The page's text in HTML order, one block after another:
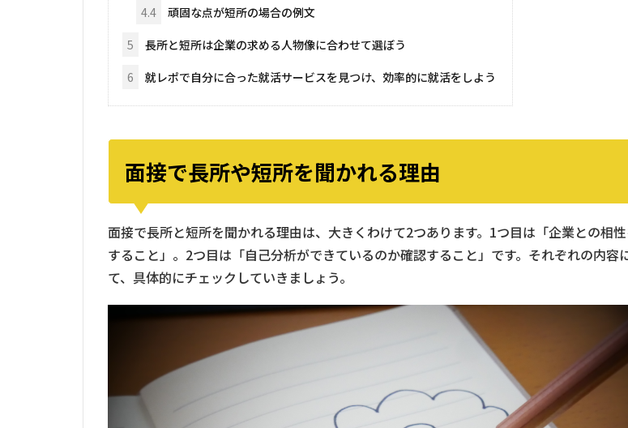
4.4
頑固な点が短所の場合の例文
5
長所と短所は企業の求める人物像に合わせて選ぼう
6
就レポで自分に合った就活サービスを見つけ、効率的に就活をしよう
面接で長所や短所を聞かれる理由
面接で長所と短所を聞かれる理由は、大きくわけて2つあります。1つ目は「企業との相
すること」。2つ目は「自己分析ができているのか確認すること」です。それぞれの内容
て、具体的にチェックしていきましょう。